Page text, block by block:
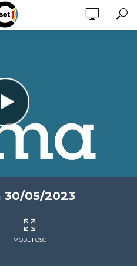
30/05/2023
MODE FOSC